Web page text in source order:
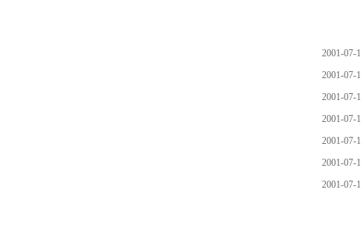
2001-07-
2001-07-
2001-07-
2001-07-
2001-07-
2001-07-
2001-07-